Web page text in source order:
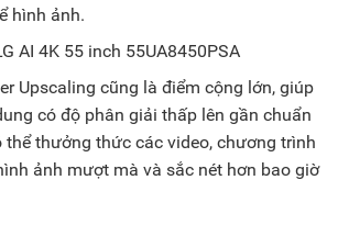
hình ảnh.
Upscaling cũng là điểm cộng lớn, giúp
có độ phân giải thấp lên gần chuẩn
thể thưởng thức các video, chương trình
ảnh mượt mà và sắc nét hơn bao giờ